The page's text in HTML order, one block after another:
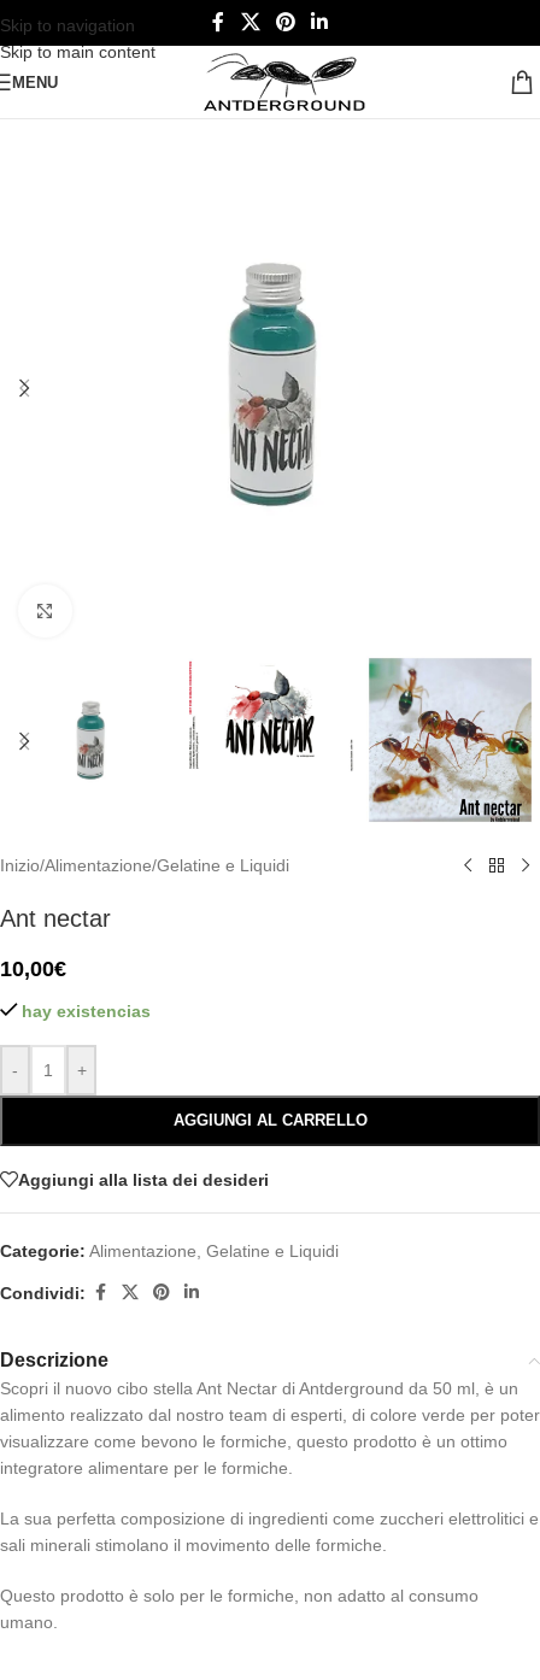
Skip to navigation
Skip to main content
MENU
Inizio/Alimentazione/Gelatine e Liquidi
Ant nectar
10,00€
hay existencias
- +
AGGIUNGI AL CARRELLO
Aggiungi alla lista dei desideri
Categorie: Alimentazione Gelatine e Liquidi
Condividi:
Descrizione
Scopri il nuovo cibo stella Ant Nectar di Antderground da 50 ml, è un
alimento realizzato dal nostro team di esperti, di colore verde per poter
visualizzare come bevono le formiche, questo prodotto è un ottimo
integratore alimentare per le formiche.
La sua perfetta composizione di ingredienti come zuccheri elettrolitici e
sali minerali stimolano il movimento delle formiche.
Questo prodotto è solo per le formiche, non adatto al consumo
umano.